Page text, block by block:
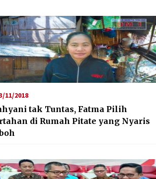
11/2018
tak Tuntas, Fatma Pilih
di Rumah Pitate yang Nyaris